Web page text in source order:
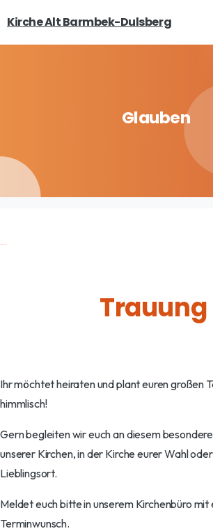
Kirche Alt Barmbek-Dulsberg
Glauben
Ihr möchtet heiraten und plant euren großen
himmlisch!
Gern begleiten wir euch an diesem
unserer Kirchen, in der Kirche eurer Wahl
Lieblingsort.
Meldet euch bitte in unserem Kirchenbüro mit
Terminwunsch.